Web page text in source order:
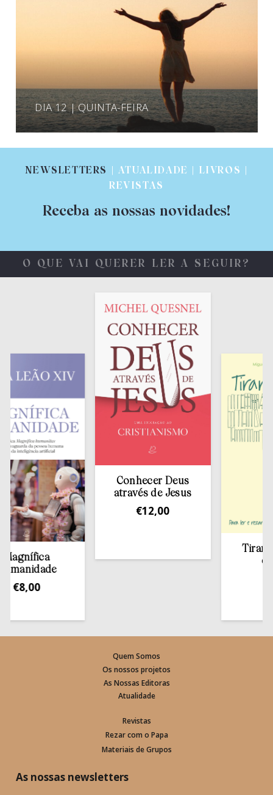
DIA 12 | QUINTA-FEIRA
NEWSLETTERS
| ATUALIDADE | LIVROS |
REVISTAS
Receba as nossas novidades!
O QUE VAI QUERER LER A SEGUIR?
8,00
Conhecer Deus
através de Jesus
12,00
Tirar a
Quem Somos
Os nossos projetos
As Nossas Editoras
Atualidade
Revistas
Rezar com o Papa
Materiais de Grupos
As nossas newsletters